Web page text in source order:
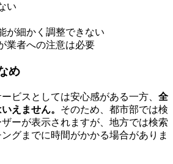
い
が細かく調整できない
業者への注意は必要
め
ビスとしては安心感がある一方、 全
えません。 そのため、都市部では検
ーが表示されますが、地方では検索
グまでに時間がかかる場合がありま